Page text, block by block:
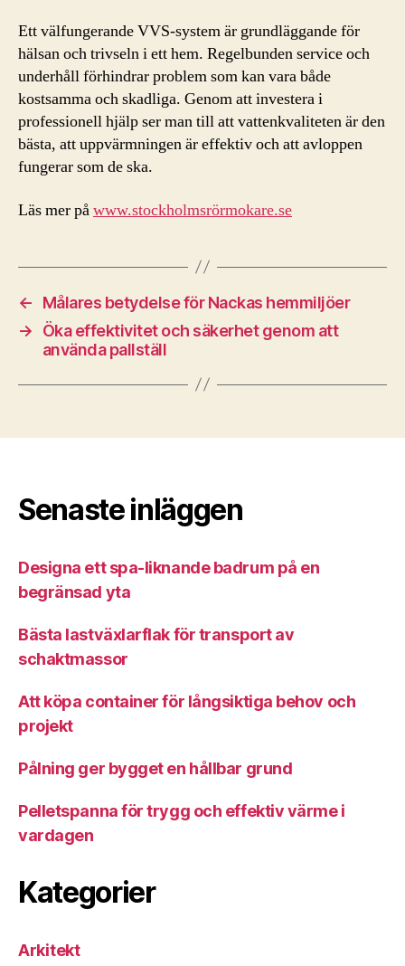
Ett välfungerande VVS-system är grundläggande för
hälsan och trivseln i ett hem. Regelbunden service och
underhåll förhindrar problem som kan vara både
kostsamma och skadliga. Genom att investera i
professionell hjälp ser man till att vattenkvaliteten är den
bästa, att uppvärmningen är effektiv och att avloppen
fungerar som de ska.
Läs mer påwww.stockholmsrörmokare.se
←
Målares betydelse för Nackas hemmiljöer
→
Öka effektivitet och säkerhet genom att
använda pallställ
Senaste inläggen
Designa ett spa-liknande badrum på en
begränsad yta
Bästa lastväxlarflak för transport av
schaktmassor
Att köpa container för långsiktiga behov och
projekt
Pålning ger bygget en hållbar grund
Pelletspanna för trygg och effektiv värme i
vardagen
Kategorier
Arkitekt